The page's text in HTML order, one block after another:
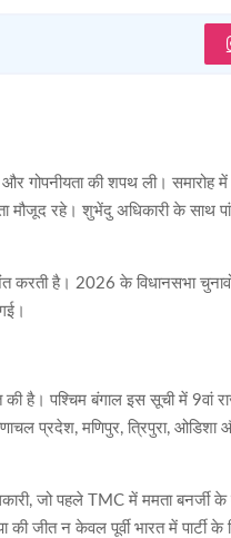
गोपनीयता की शपथ ली। समारोह में
मौजूद रहे। शुभेंदु अधिकारी के साथ
है। 2026 के विधानसभा चुनावों
है। पश्चिम बंगाल इस सूची में 9वां
प्रदेश, मणिपुर, त्रिपुरा, ओडिशा
जो पहले TMC में ममता बनर्जी के
जीत न केवल पूर्वी भारत में पार्टी के